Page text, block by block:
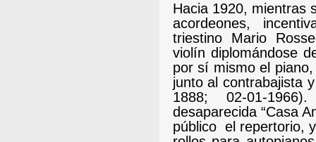
Hacia 1920, mientras
acordeones,
triestino Mario
violín diplomándose
por sí mismo el
junto al contrabajista
1888; 02-01-
desaparecida “Casa
público el repertorio,